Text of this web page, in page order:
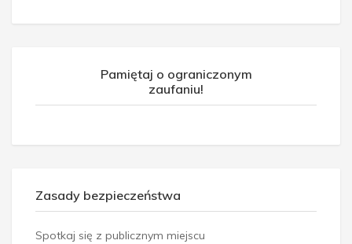
Pamiętaj o ograniczonym
zaufaniu!
Zasady bezpieczeństwa
Spotkaj się z publicznym miejscu